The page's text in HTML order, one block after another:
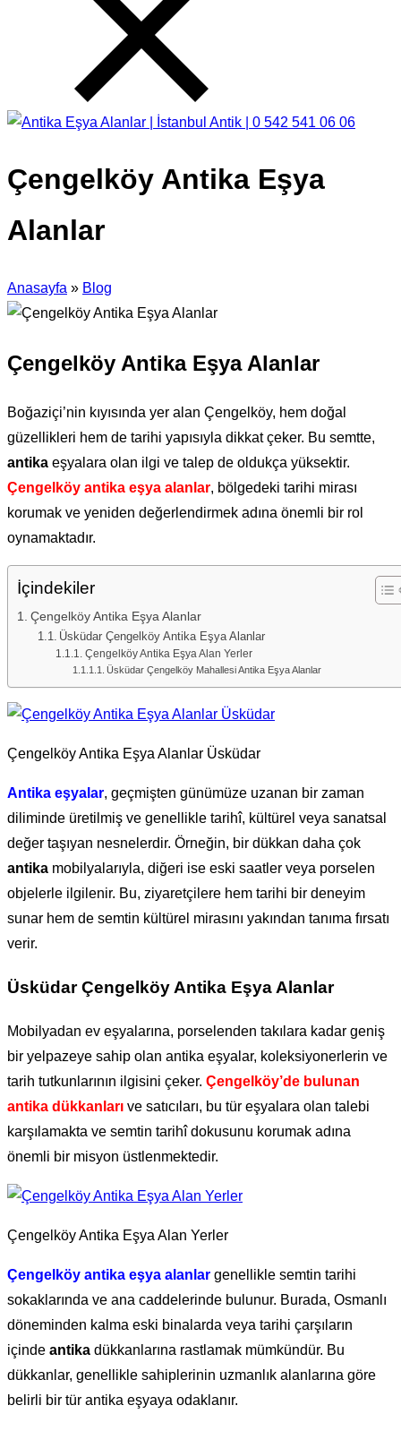
Çengelköy Antika Eşya
Alanlar
Anasayfa » Blog
Çengelköy Antika Eşya Alanlar
Boğaziçi’nin kıyısında yer alan Çengelköy, hem doğal
güzellikleri hem de tarihi yapısıyla dikkat çeker. Bu semtte,
antika eşyalara olan ilgi ve talep de oldukça yüksektir.
Çengelköy antika eşya alanlar, bölgedeki tarihi mirası
korumak ve yeniden değerlendirmek adına önemli bir rol
oynamaktadır.
İçindekiler
Çengelköy Antika Eşya Alanlar
Üsküdar Çengelköy Antika Eşya Alanlar
Çengelköy Antika Eşya Alan Yerler
Üsküdar Çengelköy Mahallesi Antika Eşya Alanlar
Çengelköy Antika Eşya Alanlar Üsküdar
Antika eşyalar, geçmişten günümüze uzanan bir zaman
diliminde üretilmiş ve genellikle tarihî, kültürel veya sanatsal
değer taşıyan nesnelerdir. Örneğin, bir dükkan daha çok
antika mobilyalarıyla, diğeri ise eski saatler veya porselen
objelerle ilgilenir. Bu, ziyaretçilere hem tarihi bir deneyim
sunar hem de semtin kültürel mirasını yakından tanıma fırsatı
verir.
Üsküdar Çengelköy Antika Eşya Alanlar
Mobilyadan ev eşyalarına, porselenden takılara kadar geniş
bir yelpazeye sahip olan antika eşyalar, koleksiyonerlerin ve
tarih tutkunlarının ilgisini çeker. Çengelköy’de bulunan
antika dükkanları ve satıcıları, bu tür eşyalara olan talebi
karşılamakta ve semtin tarihî dokusunu korumak adına
önemli bir misyon üstlenmektedir.
Çengelköy Antika Eşya Alan Yerler
Çengelköy antika eşya alanlar genellikle semtin tarihi
sokaklarında ve ana caddelerinde bulunur. Burada, Osmanlı
döneminden kalma eski binalarda veya tarihi çarşıların
içinde antika dükkanlarına rastlamak mümkündür. Bu
dükkanlar, genellikle sahiplerinin uzmanlık alanlarına göre
belirli bir tür antika eşyaya odaklanır.